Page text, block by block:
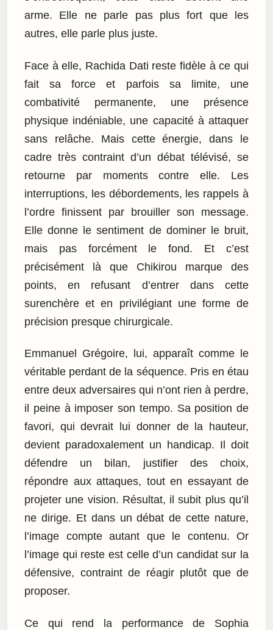
arme. Elle ne parle pas plus fort que les
autres, elle parle plus juste.
Face à elle, Rachida Dati reste fidèle à ce qui
fait sa force et parfois sa limite, une
combativité permanente, une présence
physique indéniable, une capacité à attaquer
sans relâche. Mais cette énergie, dans le
cadre très contraint d’un débat télévisé, se
retourne par moments contre elle. Les
interruptions, les débordements, les rappels à
l’ordre finissent par brouiller son message.
Elle donne le sentiment de dominer le bruit,
mais pas forcément le fond. Et c’est
précisément là que Chikirou marque des
points, en refusant d’entrer dans cette
surenchère et en privilégiant une forme de
précision presque chirurgicale.
Emmanuel Grégoire, lui, apparaît comme le
véritable perdant de la séquence. Pris en étau
entre deux adversaires qui n’ont rien à perdre,
il peine à imposer son tempo. Sa position de
favori, qui devrait lui donner de la hauteur,
devient paradoxalement un handicap. Il doit
défendre un bilan, justifier des choix,
répondre aux attaques, tout en essayant de
projeter une vision. Résultat, il subit plus qu’il
ne dirige. Et dans un débat de cette nature,
l’image compte autant que le contenu. Or
l’image qui reste est celle d’un candidat sur la
défensive, contraint de réagir plutôt que de
proposer.
Ce qui rend la performance de Sophia